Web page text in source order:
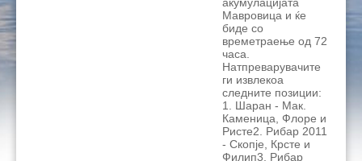
Мавровица и ќе
биде со
времетраење од 72
часа.
Натпреварувачите
ги извлекоа
следните позиции:
1. Шаран - Мак.
Каменица, Флоре и
Ристе2. Рибар 2011
- Скопје, Крсте и
Филип3. Рибар